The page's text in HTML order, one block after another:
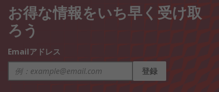
お得な情報をいち早く受け取
ろう
Emailアドレス
登録